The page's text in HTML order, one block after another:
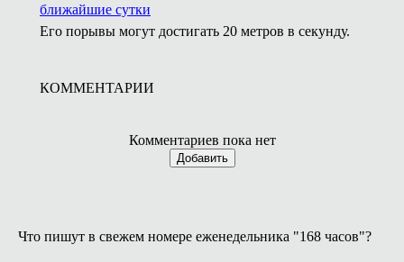
ближайшие сутки
Его порывы могут достигать 20 метров в секунду.
КОММЕНТАРИИ
Комментариев пока нет
Добавить
Что пишут в свежем номере еженедельника "168 часов"?